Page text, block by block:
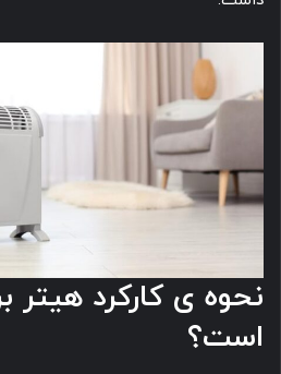
نحوه ی کارکرد هیتر
است؟